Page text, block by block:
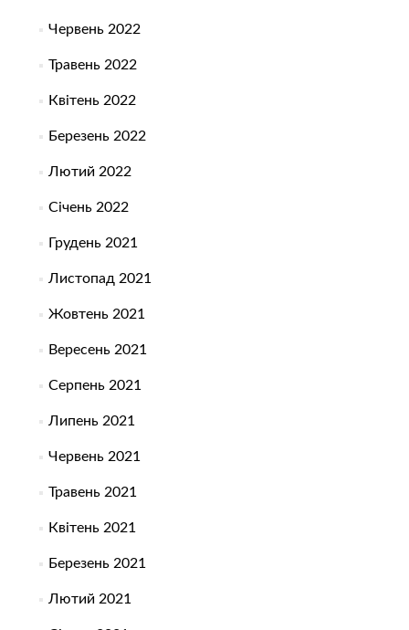
Червень 2022
Травень 2022
Квітень 2022
Березень 2022
Лютий 2022
Січень 2022
Грудень 2021
Листопад 2021
Жовтень 2021
Вересень 2021
Серпень 2021
Липень 2021
Червень 2021
Травень 2021
Квітень 2021
Березень 2021
Лютий 2021